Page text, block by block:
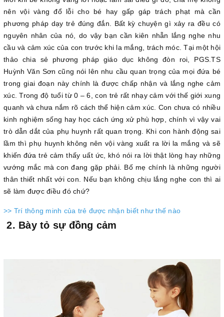
nên vội vàng đổ lỗi cho bé hay gấp gáp trách phạt mà cần
phương pháp dạy trẻ đúng đắn. Bất kỳ chuyện gì xảy ra đều có
nguyên nhân của nó, do vậy bạn cần kiên nhẫn lắng nghe nhu
cầu và cảm xúc của con trước khi la mắng, trách móc. Tại một hội
thảo chia sẻ phương pháp giáo dục không đòn roi, PGS.TS
Huỳnh Văn Sơn cũng nói lên nhu cầu quan trọng của mọi đứa bé
trong giai đoạn này chính là được chấp nhận và lắng nghe cảm
xúc. Trong độ tuổi từ 0 – 6, con trẻ rất nhạy cảm với thế giới xung
quanh và chưa nắm rõ cách thể hiện cảm xúc. Con chưa có nhiều
kinh nghiệm sống hay học cách ứng xử phù hợp, chính vì vậy vai
trò dẫn dắt của phụ huynh rất quan trọng. Khi con hành động sai
lầm thì phụ huynh không nên vội vàng xuất ra lời la mắng và sẽ
khiến đứa trẻ cảm thấy uất ức, khó nói ra lời thật lòng hay những
vướng mắc mà con đang gặp phải. Bố mẹ chính là những người
thân thiết nhất với con. Nếu bạn không chịu lắng nghe con thì ai
sẽ làm được điều đó chứ?
>> Trí thông minh của trẻ được nhận biết như thế nào
2. Bày tỏ sự đồng cảm